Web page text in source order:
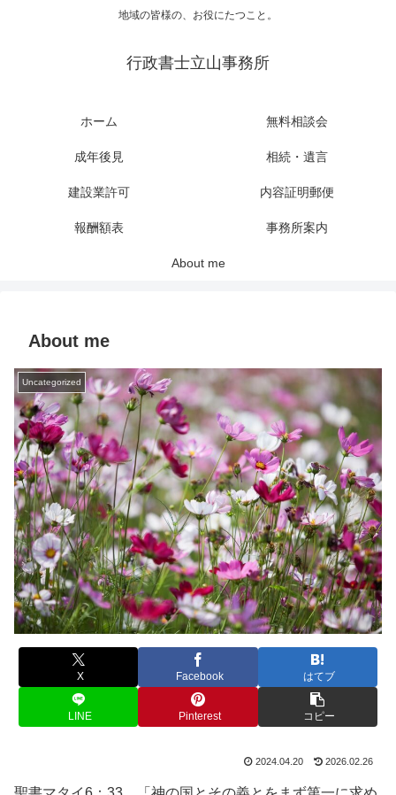
地域の皆様の、お役にたつこと。
行政書士立山事務所
ホーム 無料相談会
成年後見 相続・遺言
建設業許可 内容証明郵便
報酬額表 事務所案内
About me
About me
Uncategorized
X Facebook はてブ
LINE Pinterest コピー
2024.04.20 2026.02.26